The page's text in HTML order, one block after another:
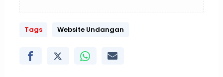
Tags Website Undangan